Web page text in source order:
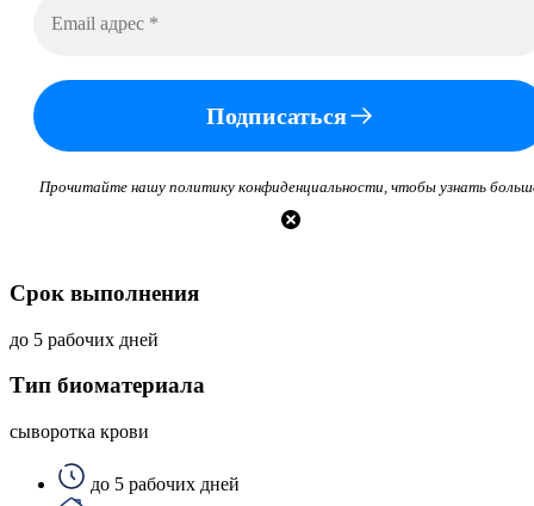
Подписаться
Прочитайте нашу политику конфиденциальности, чтобы узнать
Срок выполнения
до 5 рабочих дней
Тип биоматериала
сыворотка крови
до 5 рабочих дней